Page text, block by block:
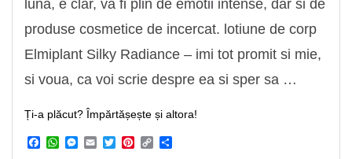
luna, e clar, va fi plin de emotii intense, dar si de
produse cosmetice de incercat. lotiune de corp
Elmiplant Silky Radiance – imi tot promit si mie,
si voua, ca voi scrie despre ea si sper sa …
Ți-a plăcut? Împărtășește și altora!
Facebook
WhatsApp
Messenger
EmailTwitterPinterest
Copy